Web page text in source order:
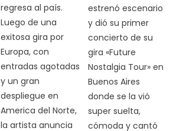
regresa al país.
Luego de una
exitosa gira por
Europa, con
entradas agotadas
y un gran
despliegue en
America del Norte,
la artista anuncia
estrenó escenario
y dió su primer
concierto de su
gira «Future
Nostalgia Tour» en
Buenos Aires
donde se la vió
super suelta,
cómoda y cantó